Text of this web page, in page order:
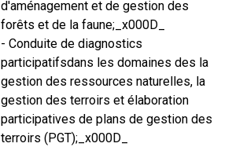
d'aménagement et de gestion des
forêts et de la faune;_x000D_
- Conduite de diagnostics
participatifsdans les domaines des la
gestion des ressources naturelles, la
gestion des terroirs et élaboration
participatives de plans de gestion des
terroirs (PGT);_x000D_